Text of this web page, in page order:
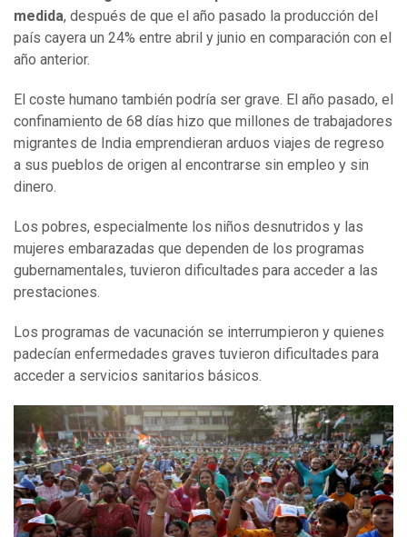
medida, después de que el año pasado la producción del
país cayera un 24% entre abril y junio en comparación con el
año anterior.
El coste humano también podría ser grave. El año pasado, el
confinamiento de 68 días hizo que millones de trabajadores
migrantes de India emprendieran arduos viajes de regreso
a sus pueblos de origen al encontrarse sin empleo y sin
dinero.
Los pobres, especialmente los niños desnutridos y las
mujeres embarazadas que dependen de los programas
gubernamentales, tuvieron dificultades para acceder a las
prestaciones.
Los programas de vacunación se interrumpieron y quienes
padecían enfermedades graves tuvieron dificultades para
acceder a servicios sanitarios básicos.